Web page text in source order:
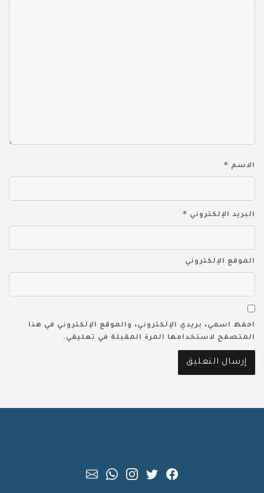
الاسم *
البريد الإلكتروني *
الموقع الإلكتروني
احفظ اسمي، بريدي الإلكتروني، والموقع الإلكتروني في هذا
المتصفح لاستخدامها المرة المقبلة في تعليقي.